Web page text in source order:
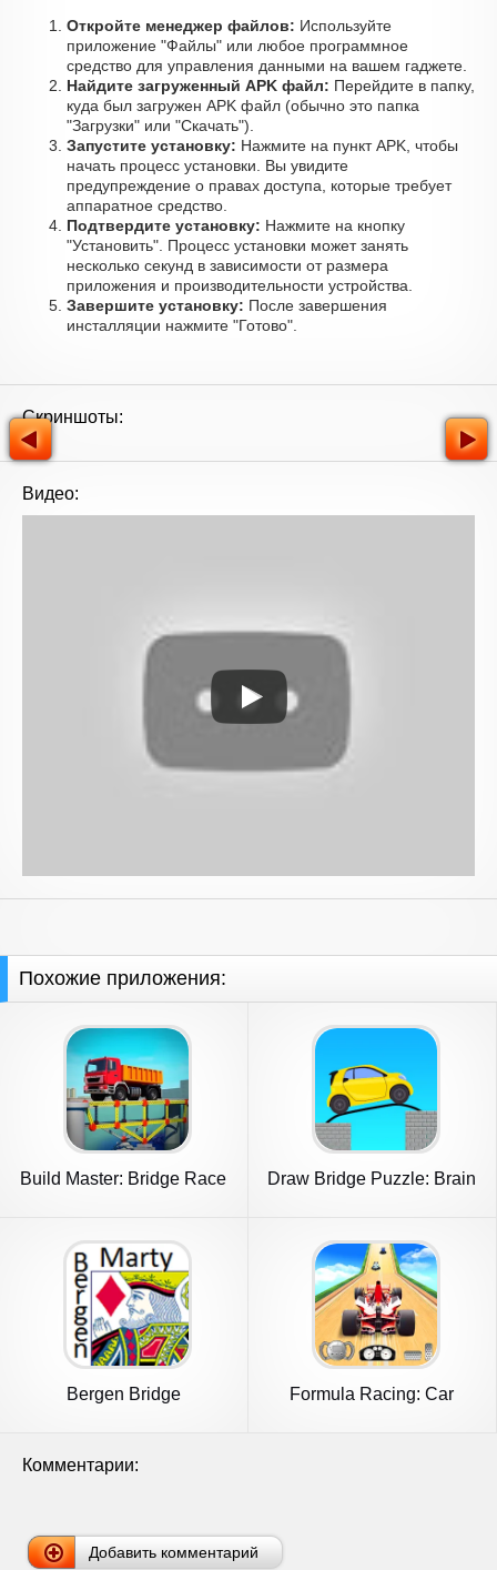
Откройте менеджер файлов: Используйте
приложение "Файлы" или любое программное
средство для управления данными на вашем гаджете.
Найдите загруженный APK файл: Перейдите в папку,
куда был загружен APK файл (обычно это папка
"Загрузки" или "Скачать").
Запустите установку: Нажмите на пункт APK, чтобы
начать процесс установки. Вы увидите
предупреждение о правах доступа, которые требует
аппаратное средство.
Подтвердите установку: Нажмите на кнопку
"Установить". Процесс установки может занять
несколько секунд в зависимости от размера
приложения и производительности устройства.
Завершите установку: После завершения
инсталляции нажмите "Готово".
Скриншоты:
Видео:
Похожие приложения:
Build Master: Bridge Race
Draw Bridge Puzzle: Brain
Bergen Bridge
Formula Racing: Car
Комментарии:
Добавить комментарий